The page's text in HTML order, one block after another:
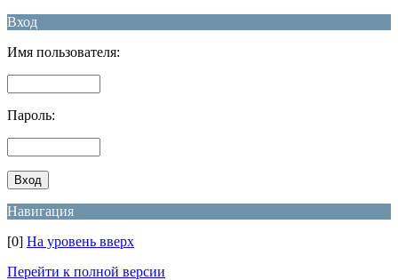
Вход
Имя пользователя:
Пароль:
Навигация
[0] На уровень вверх
Перейти к полной версии